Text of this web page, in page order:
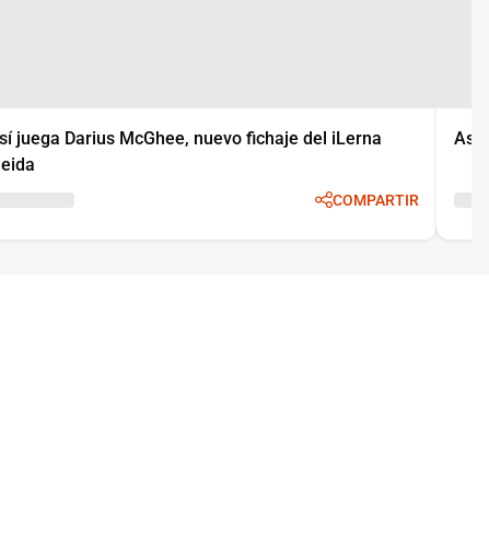
juega Darius McGhee, nuevo fichaje del iLerna
COMPARTIR
Así